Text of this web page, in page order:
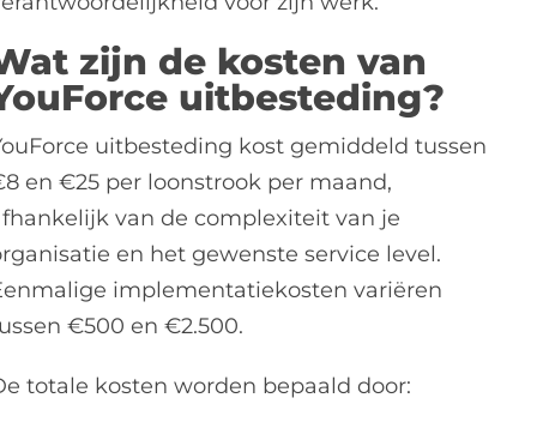
zijn de kosten van
uitbesteding?
uitbesteding kost gemiddeld tussen
en €25 per loonstrook per maand,
van de complexiteit van je
en het gewenste service level.
implementatiekosten variëren
€500 en €2.500.
totale kosten worden bepaald door: